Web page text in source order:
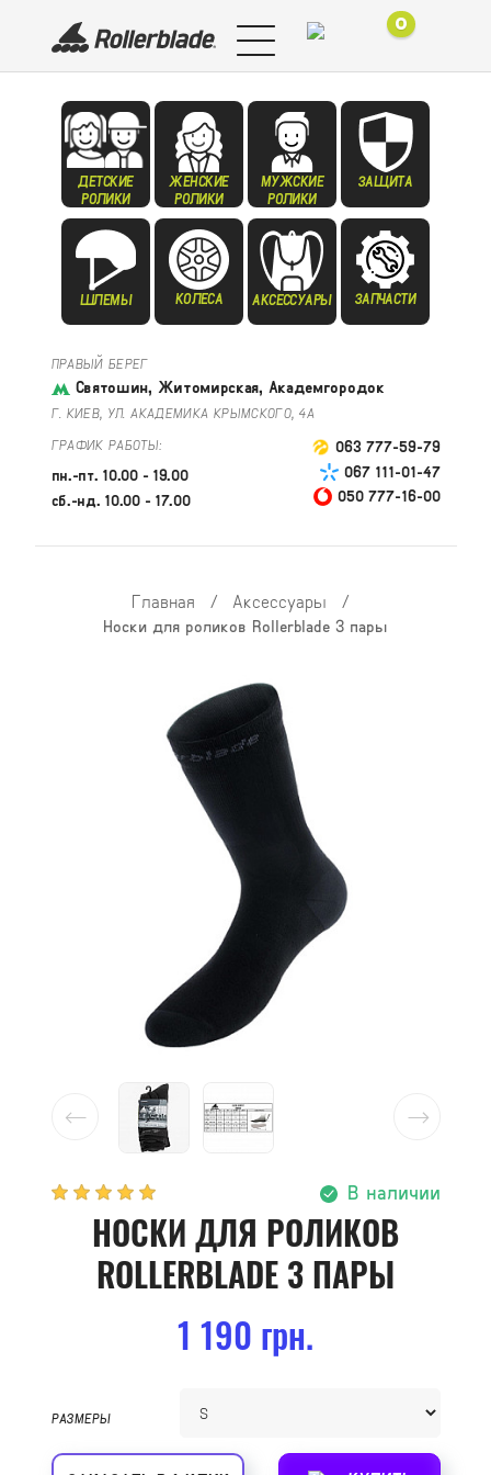
0
ДЕТСКИЕ
РОЛИКИ
ЖЕНСКИЕ
РОЛИКИ
МУЖСКИЕ
РОЛИКИ
ЗАЩИТА
ШЛЕМЫ КОЛЕСА АКСЕССУАРЫ ЗАПЧАСТИ
ПРАВЫЙ БЕРЕГ
Святошин, Житомирская, Академгородок
Г. КИЕВ, УЛ. АКАДЕМИКА КРЫМСКОГО, 4А
ГРАФИК РАБОТЫ:
пн.-пт. 10.00 - 19.00
сб.-нд. 10.00 - 17.00
063 777-59-79
067 111-01-47
050 777-16-00
Главная / Аксессуары /
Носки для роликов Rollerblade 3 пары
В наличии
НОСКИ ДЛЯ РОЛИКОВ
ROLLERBLADE 3 ПАРЫ
1 190 грн.
РАЗМЕРЫ